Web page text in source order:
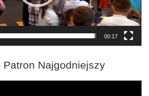
00:17
Patron Najgodniejszy